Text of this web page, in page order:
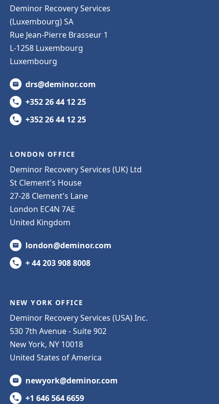
Deminor Recovery Services
(Luxembourg) SA
Rue Jean-Pierre Brasseur 1
L-1258 Luxembourg
Luxembourg
drs@deminor.com
+352 26 44 12 25
+352 26 44 12 25
LONDON OFFICE
Deminor Recovery Services (UK) Ltd
St Clement's House
27-28 Clement's Lane
London EC4N 7AE
United Kingdom
london@deminor.com
+ 44 203 908 8008
NEW YORK OFFICE
Deminor Recovery Services (USA) Inc.
530 7th Avenue - Suite 902
New York, NY 10018
United States of America
newyork@deminor.com
+1 646 564 6659